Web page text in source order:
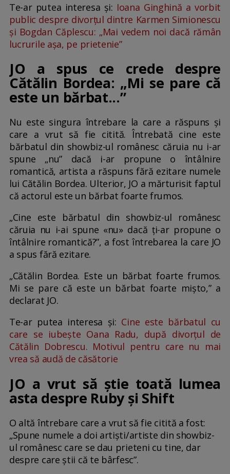
Te-ar putea interesa și: Ioana Ginghină a vorbit
public despre divorțul dintre Karmen Simionescu
și Bogdan Căplescu: „Mai vedem noi dacă rămân
lucrurile așa, pe prietenie”
JO a spus ce crede despre
Cătălin Bordea: „Mi se pare că
este un bărbat...”
Nu este singura întrebare la care a răspuns și
care a vrut să fie citită. Întrebată cine este
bărbatul din showbiz-ul românesc căruia nu i-ar
spune „nu” dacă i-ar propune o întâlnire
romantică, artista a răspuns fără ezitare numele
lui Cătălin Bordea. Ulterior, JO a mărturisit faptul
că actorul este un bărbat foarte frumos.
„Cine este bărbatul din showbiz-ul românesc
căruia nu i-ai spune «nu» dacă ți-ar propune o
întâlnire romantică?”, a fost întrebarea la care JO
a spus fără ezitare.
„Cătălin Bordea. Este un bărbat foarte frumos.
Mi se pare că este un bărbat foarte mișto,” a
declarat JO.
Te-ar putea interesa și: Cine este bărbatul cu
care se iubește Oana Radu, după divorțul de
Cătălin Dobrescu. Motivul pentru care nu mai
vrea să audă de căsătorie
JO a vrut să știe toată lumea
asta despre Ruby și Shift
O altă întrebare care a vrut să fie citită a fost:
„Spune numele a doi artiști/artiste din showbiz-
ul românesc care se dau prieteni cu tine, dar
despre care știi că te bârfesc”.